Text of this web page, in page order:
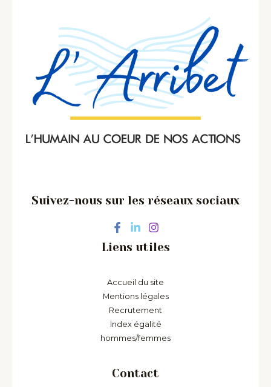
Suivez-nous sur les réseaux sociaux
Liens utiles
Accueil du site
Mentions légales
Recrutement
Index égalité
hommes/femmes
Contact